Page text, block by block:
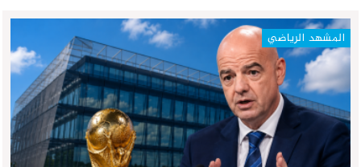
المشهد الرياضي